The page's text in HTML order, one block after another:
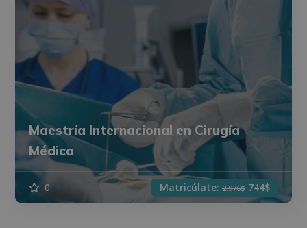
Maestría Internacional en Cirugía
Médica
0 Matricúlate: 2.976$ 744$